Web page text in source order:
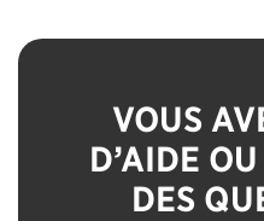
VOUS
D’AIDE
DES